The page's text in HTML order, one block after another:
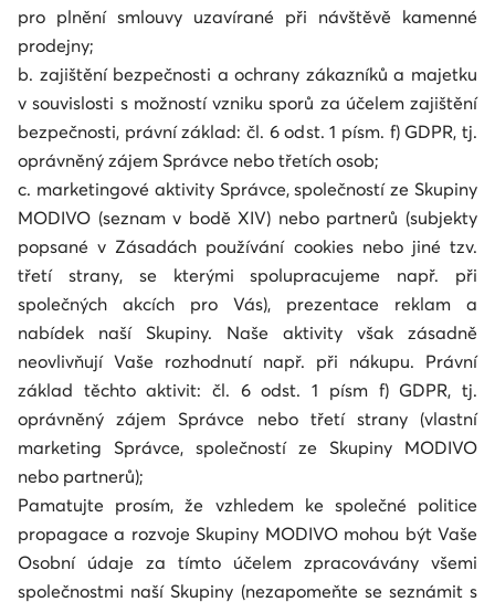
pro plnění smlouvy uzavírané při návštěvě kamenné
prodejny;
b. zajištění bezpečnosti a ochrany zákazníků a majetku
v souvislosti s možností vzniku sporů za účelem zajištění
bezpečnosti, právní základ: čl. 6 odst. 1 písm. f) GDPR, tj.
oprávněný zájem Správce nebo třetích osob;
c. marketingové aktivity Správce, společností ze Skupiny
MODIVO (seznam v bodě XIV) nebo partnerů (subjekty
popsané v Zásadách používání cookies nebo jiné tzv.
třetí strany, se kterými spolupracujeme např. při
společných akcích pro Vás), prezentace reklam a
nabídek naší Skupiny. Naše aktivity však zásadně
neovlivňují Vaše rozhodnutí např. při nákupu. Právní
základ těchto aktivit: čl. 6 odst. 1 písm f) GDPR, tj.
oprávněný zájem Správce nebo třetí strany (vlastní
marketing Správce, společností ze Skupiny MODIVO
nebo partnerů);
Pamatujte prosím, že vzhledem ke společné politice
propagace a rozvoje Skupiny MODIVO mohou být Vaše
Osobní údaje za tímto účelem zpracovávány všemi
společnostmi naší Skupiny (nezapomeňte se seznámit s